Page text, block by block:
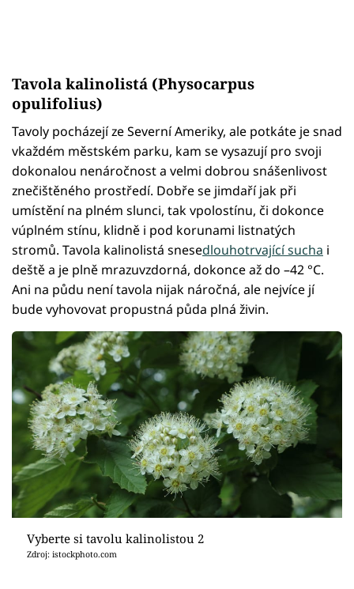
Tavola kalinolistá (Physocarpus
opulifolius)
Tavoly pocházejí ze Severní Ameriky, ale potkáte je snad
vkaždém městském parku, kam se vysazují pro svoji
dokonalou nenáročnost a velmi dobrou snášenlivost
znečištěného prostředí. Dobře se jimdaří jak při
umístění na plném slunci, tak vpolostínu, či dokonce
vúplném stínu, klidně i pod korunami listnatých
stromů. Tavola kalinolistá snesedlouhotrvající sucha i
deště a je plně mrazuvzdorná, dokonce až do –42 °C.
Ani na půdu není tavola nijak náročná, ale nejvíce jí
bude vyhovovat propustná půda plná živin.
Vyberte si tavolu kalinolistou 2
Zdroj: istockphoto.com